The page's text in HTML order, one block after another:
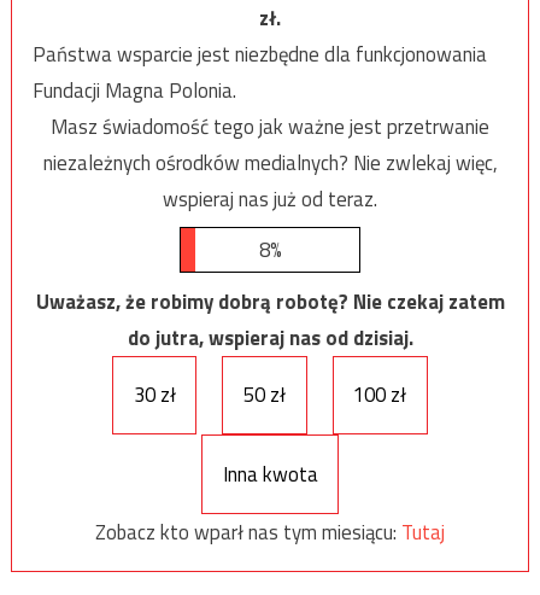
zł.
Państwa wsparcie jest niezbędne dla funkcjonowania
Fundacji Magna Polonia.
Masz świadomość tego jak ważne jest przetrwanie
niezależnych ośrodków medialnych? Nie zwlekaj więc,
wspieraj nas już od teraz.
8%
Uważasz, że robimy dobrą robotę? Nie czekaj zatem
do jutra, wspieraj nas od dzisiaj.
30 zł
50 zł 100 zł
Inna kwota
Zobacz kto wparł nas tym miesiącu: Tutaj